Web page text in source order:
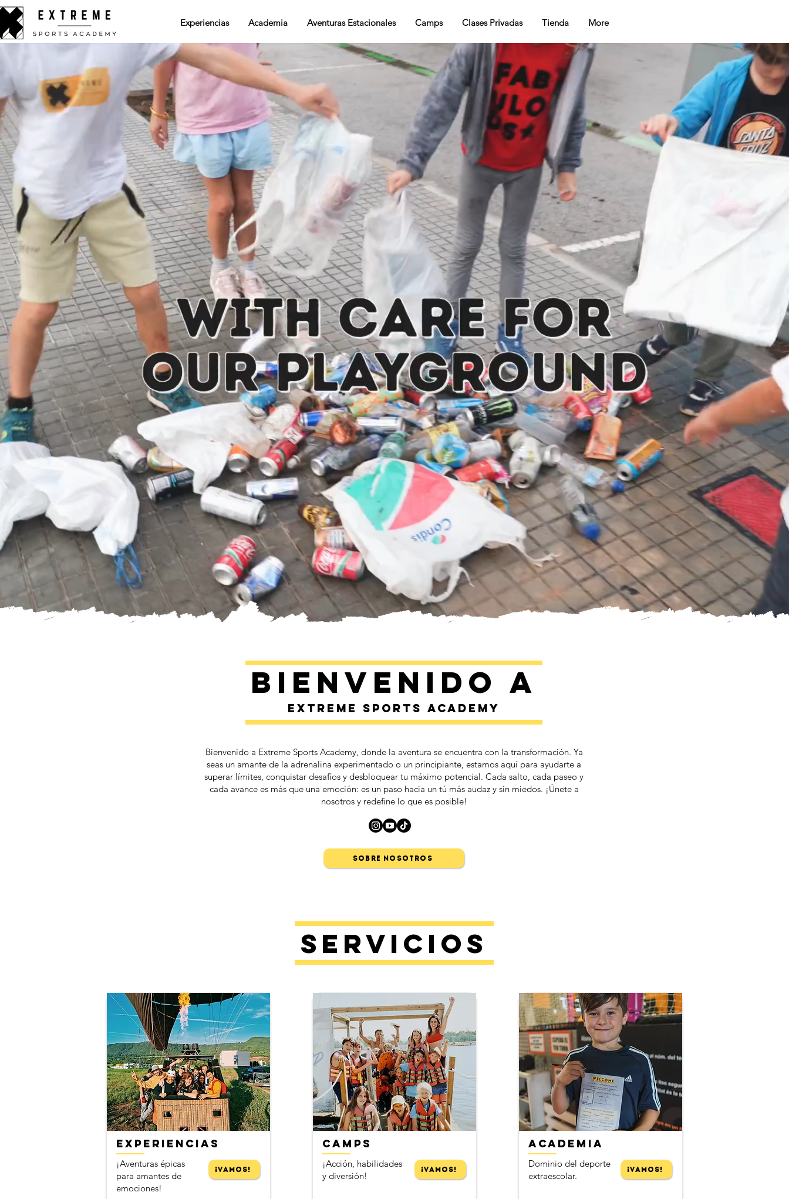
Experiencias Academia Aventuras Estacionales Camps Clases Privadas Tienda More
Bienvenido a
Extreme Sports Academy
Bienvenido a Extreme Sports Academy, donde la aventura se encuentra con la transformación. Ya
seas un amante de la adrenalina experimentado o un principiante, estamos aquí para ayudarte a
superar límites, conquistar desafíos y desbloquear tu máximo potencial. Cada salto, cada paseo y
cada avance es más que una emoción: es un paso hacia un tú más audaz y sin miedos. ¡Únete a
nosotros y redefine lo que es posible!
Sobre nosotros
Servicios
​
EXPERIENCIAS
¡Aventuras épicas
para amantes de
emociones!
¡Vamos!
​
CAMPS
¡Acción, habilidades
y diversión!
¡Vamos!
ACADEMIA
Dominio del deporte
extraescolar.
¡Vamos!